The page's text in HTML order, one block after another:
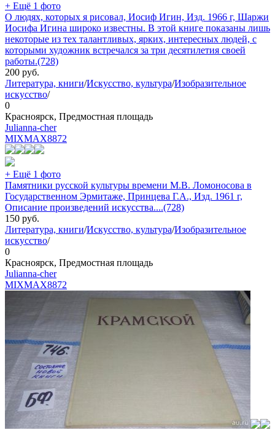
+ Ещё 1 фото
О людях, которых я рисовал, Иосиф Игин, Изд. 1966 г, Шаржи
Иосифа Игина широко известны. В этой книге показаны лишь
некоторые из тех талантливых, ярких, интересных людей, с
которыми художник встречался за три десятилетия своей
работы.(728)
200 руб.
Литература, книги/Искусство, культура/Изобразительное
искусство/
0
Красноярск, Предмостная площадь
Julianna-cher
MIXMAX8872
+ Ещё 1 фото
Памятники русской культуры времени М.В. Ломоносова в
Государственном Эрмитаже, Принцева Г.А., Изд. 1961 г,
Описание произведений искусства....(728)
150 руб.
Литература, книги/Искусство, культура/Изобразительное
искусство/
0
Красноярск, Предмостная площадь
Julianna-cher
MIXMAX8872